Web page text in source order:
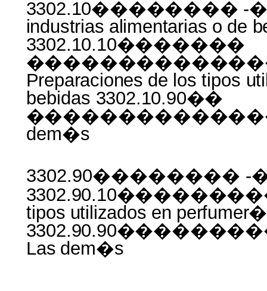
3302.10�������� -
industrias alimentarias o de
3302.10.10�������
Preparaciones de los tipos
bebidas 3302.10.90��
dem�s
3302.90�������� -
tipos utilizados en
Las dem�s